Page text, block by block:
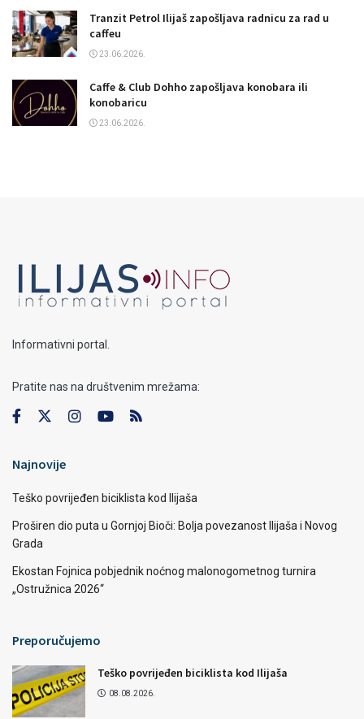
Tranzit Petrol Ilijaš zapošljava radnicu za rad u
caffeu
23.06.2026.
Caffe & Club Dohho zapošljava konobara ili
konobaricu
23.06.2026.
Informativni portal.
Pratite nas na društvenim mrežama:
Najnovije
Teško povrijeđen biciklista kod Ilijaša
Proširen dio puta u Gornjoj Bioči: Bolja povezanost Ilijaša i Novog
Grada
Ekostan Fojnica pobjednik noćnog malonogometnog turnira
„Ostružnica 2026“
Preporučujemo
Teško povrijeđen biciklista kod Ilijaša
08.08.2026.